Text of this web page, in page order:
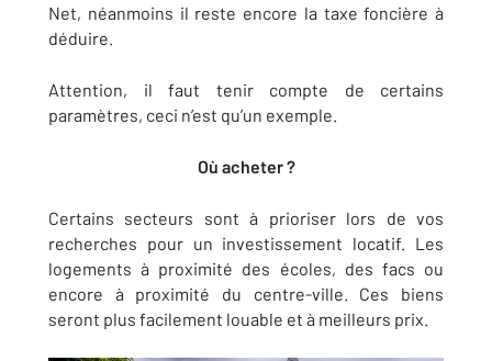
Net, néanmoins il reste encore la taxe foncière à
déduire.
Attention, il faut tenir compte de certains
paramètres, ceci n’est qu’un exemple.
Où acheter ?
Certains secteurs sont à prioriser lors de vos
recherches pour un investissement locatif. Les
logements à proximité des écoles, des facs ou
encore à proximité du centre-ville. Ces biens
seront plus facilement louable et à meilleurs prix.